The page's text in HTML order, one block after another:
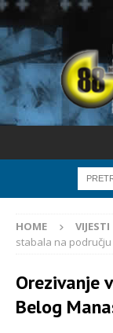
HOME VIJESTI
stabala na
Orezivanje
Belog